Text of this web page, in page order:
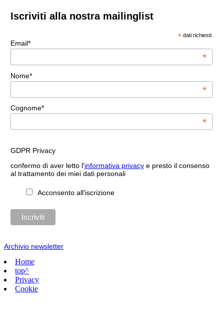
Iscriviti alla nostra mailinglist
* dati richiesti
Email*
*
Nome*
*
Cognome*
*
GDPR Privacy
confermo di aver letto l'informativa privacye presto il consenso
al trattamento dei miei dati personali
Acconsento all'iscrizione
Archivio newsletter
Home
top^
Privacy
Cookie